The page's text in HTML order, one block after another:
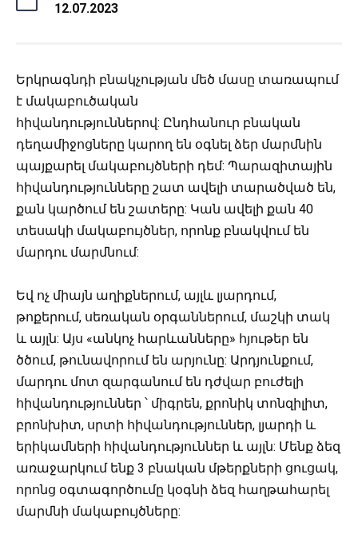
12.07.2023
Երկրագնդի բնակչության մեծ մասը տառապում
է մակաբուծական
հիվանդություններով: Ընդհանուր բնական
դեղամիջոցները կարող են օգնել ձեր մարմնին
պայքարել մակաբույծների դեմ: Պարազիտային
հիվանդությունները շատ ավելի տարածված են,
քան կարծում են շատերը: Կան ավելի քան 40
տեսակի մակաբույծներ, որոնք բնակվում են
մարդու մարմնում:
Եվ ոչ միայն աղիքներում, այլև լյարդում,
թոքերում, սեռական օրգաններում, մաշկի տակ
և այլն: Այս «անկոչ հարևանները» հյութեր են
ծծում, թունավորում են արյունը: Արդյունքում,
մարդու մոտ զարգանում են դժվար բուժելի
հիվանդություններ ՝ միգրեն, քրոնիկ տոնզիլիտ,
բրոնխիտ, սրտի հիվանդություններ, լյարդի և
երիկամների հիվանդություններ և այլն: Մենք ձեզ
առաջարկում ենք 3 բնական մթերքների ցուցակ,
որոնց օգտագործումը կօգնի ձեզ հաղթահարել
մարմնի մակաբույծները: